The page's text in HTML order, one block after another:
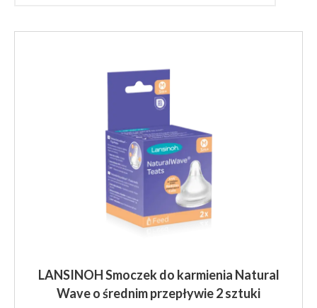
LANSINOH Smoczek do karmienia Natural
Wave o średnim przepływie 2 sztuki